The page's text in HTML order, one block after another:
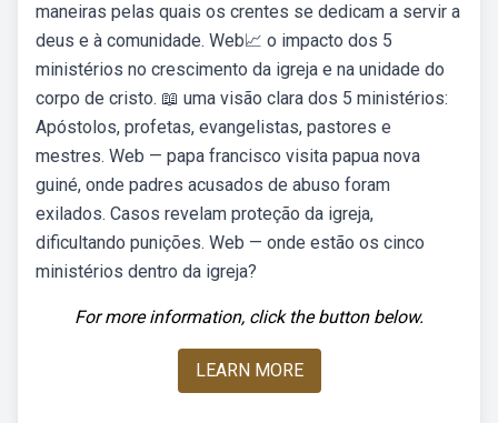
maneiras pelas quais os crentes se dedicam a servir a
deus e à comunidade. Web📈 o impacto dos 5
ministérios no crescimento da igreja e na unidade do
corpo de cristo. 📖 uma visão clara dos 5 ministérios:
Apóstolos, profetas, evangelistas, pastores e
mestres. Web — papa francisco visita papua nova
guiné, onde padres acusados de abuso foram
exilados. Casos revelam proteção da igreja,
dificultando punições. Web — onde estão os cinco
ministérios dentro da igreja?
For more information, click the button below.
LEARN MORE